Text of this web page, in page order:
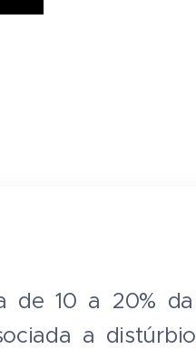
de 10 a 20%
a